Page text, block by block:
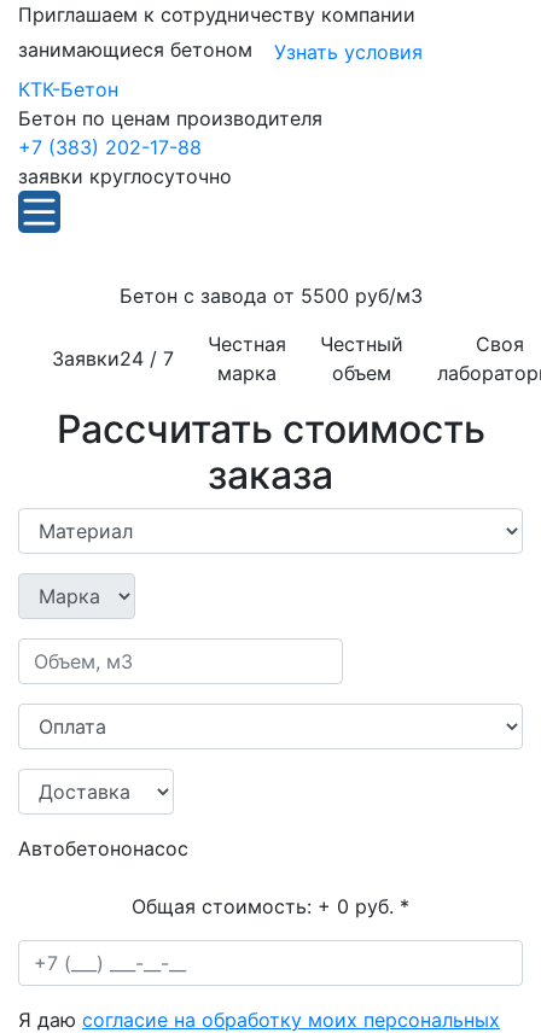
Приглашаем к сотрудничеству компании
занимающиеся бетоном
Узнать условия
КТК-Бетон
Бетон по ценам производителя
+7 (383) 202-17-88
заявки круглосуточно
Бетон с завода от 5500 руб/м3
Заявки24 / 7
Честная
марка
Честный
объем
Своя
Рассчитать стоимость
заказа
Автобетононасос
Общая стоимость: + 0 руб. *
Я даю согласие на обработку моих персональных